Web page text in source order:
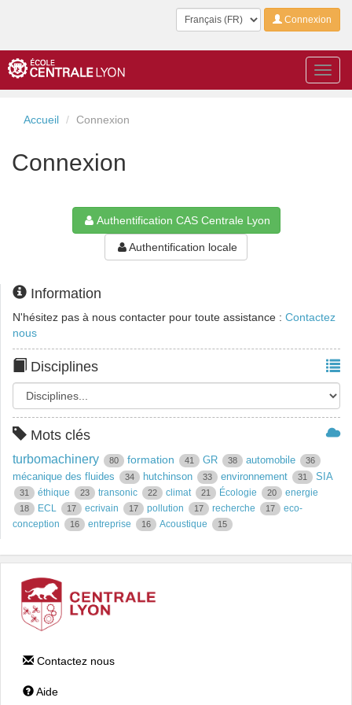
LangueConnexion
Accueil Connexion
Connexion
Authentification CAS Centrale Lyon
Authentification locale
Information
N'hésitez pas à nous contacter pour toute assistance : Contactez
nous
Disciplines
Mots clés
turbomachinery 80 formation 41 GR 38 automobile 36
mécanique des fluides 34 hutchinson 33 environnement 31 SIA
31 éthique 23 transonic 22 climat 21 Écologie 20 energie
18 ECL 17 ecrivain 17 pollution 17 recherche 17
eco-
conception
16 entreprise 16 Acoustique 15
Contactez nous
Aide